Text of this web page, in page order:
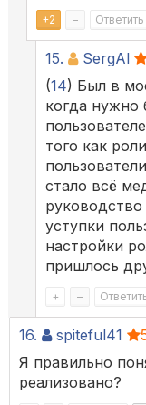
+2 – Ответить
15. SergAl
(14) Был в
когда нужно
того как
стало всё
уступки
настройки
пришлось
+ –
16. spiteful41
Я правильно
реализовано?